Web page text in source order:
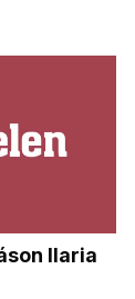
Ilaria